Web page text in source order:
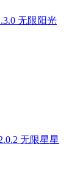
无限阳光
无限星星